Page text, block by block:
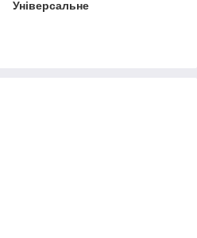
Універсальне